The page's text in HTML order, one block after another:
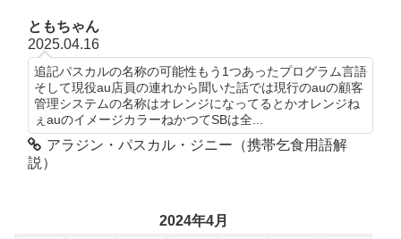
ともちゃん
2025.04.16
追記パスカルの名称の可能性もう1つあったプログラム言語
そして現役au店員の連れから聞いた話では現行のauの顧客
管理システムの名称はオレンジになってるとかオレンジね
ぇauのイメージカラーねかつてSBは全...
アラジン・パスカル・ジニー（携帯乞食用語解
説）
2024年4月